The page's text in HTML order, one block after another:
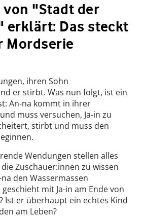
von "Stadt der
erklärt: Das steckt
Mordserie
ihren Sohn
er stirbt. Was nun folgt, ist ein
An-na kommt in ihrer
muss versuchen, Ja-in zu
stirbt und muss den
Wendungen stellen alles
Zuschauer:innen zu wissen
den Wassermassen
mit Ja-in am Ende von
Ist er überhaupt ein echtes Kind
am Leben?